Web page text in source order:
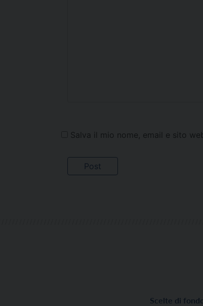
Salva il mio nome, email e sito
Scelte di